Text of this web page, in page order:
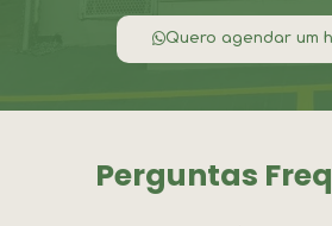
Quero agendar um
Perguntas